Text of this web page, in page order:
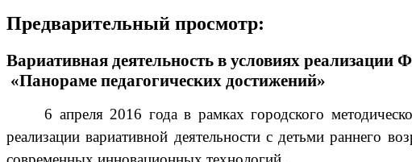
Предварительный просмотр:
Вариативная деятельность в условиях реализации
«Панораме педагогических достижений»
6 апреля 2016 года в рамках городского
реализации вариативной деятельности с детьми раннего